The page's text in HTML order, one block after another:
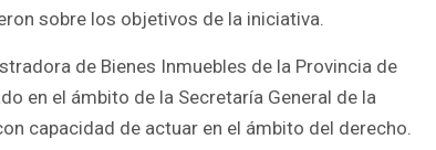
sobre los objetivos de la iniciativa.
de Bienes Inmuebles de la Provincia de
en el ámbito de la Secretaría General de la
capacidad de actuar en el ámbito del derecho.